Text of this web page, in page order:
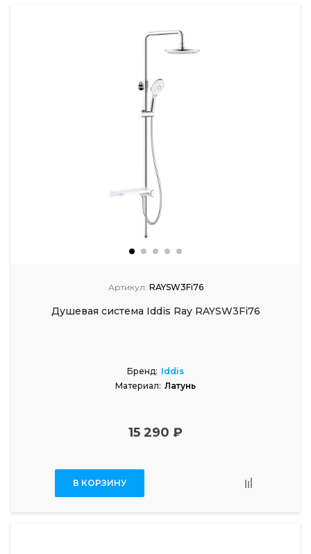
Артикул: RAYSW3Fi76
Душевая система Iddis Ray RAYSW3Fi76
Бренд: Iddis
Материал: Латунь
15 290 ₽
В КОРЗИНУ